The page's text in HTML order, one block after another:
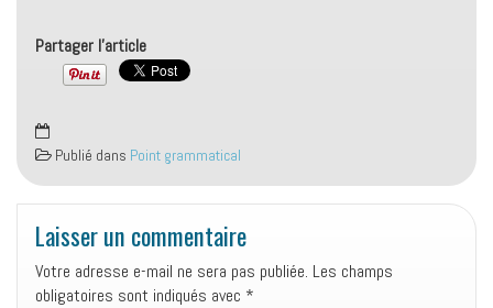
Partager l'article
Publié dans Point grammatical
Laisser un commentaire
Votre adresse e-mail ne sera pas publiée. Les champs
obligatoires sont indiqués avec *